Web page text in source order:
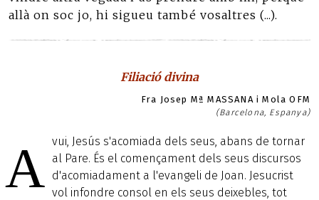
allà on soc jo, hi sigueu també vosaltres (...).
Filiació divina
Fra Josep Mª MASSANA i Mola OFM
(Barcelona, Espanya)
A vui, Jesús s'acomiada dels seus, abans de tornar
al Pare. És el començament dels seus discursos
d'acomiadament a l'evangeli de Joan. Jesucrist
vol infondre consol en els seus deixebles, tot